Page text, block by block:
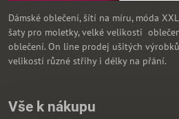
Dámské oblečení, šítí na míru, móda
šaty pro moletky, velké velikosti
oblečení. On line prodej ušitých
velikostí různé střihy i délky na přání.
Vše k nákupu